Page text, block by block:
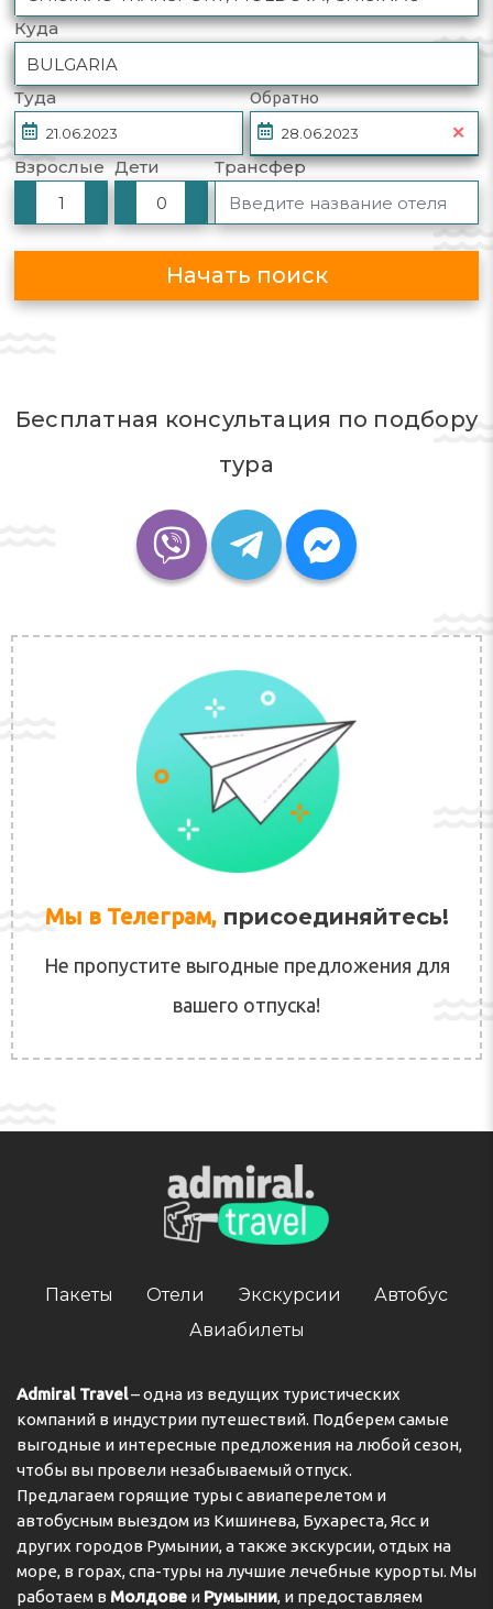
Куда
Туда Обратно
ОБРАТНО ✕
Взрослые Дети
▴
Трансфер
Начать поиск
Бесплатная консультация по подбору
тура
Мы в Телеграм,присоединяйтесь!
Не пропустите выгодные предложения для
вашего отпуска!
Пакеты Отели Экскурсии
Автобус
Авиабилеты
Admiral Travel– одна из ведущих туристических
компаний в индустрии путешествий. Подберем самые
выгодные и интересные предложения на любой сезон,
чтобы вы провели незабываемый отпуск.
Предлагаем горящие туры с авиаперелетом и
автобусным выездом из Кишинева, Бухареста, Ясс и
других городов Румынии, а также экскурсии, отдых на
море, в горах, спа-туры на лучшие лечебные курорты. Мы
работаем в Молдове и Румынии, и предоставляем